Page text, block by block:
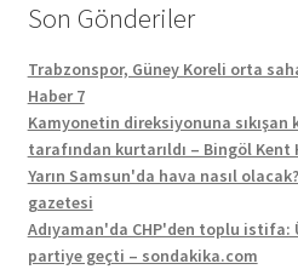
Son Gönderiler
Trabzonspor, Güney Koreli orta
Haber 7
Kamyonetin direksiyonuna
tarafından kurtarıldı – Bingöl Kent
Yarın Samsun'da hava nasıl
gazetesi
Adıyaman'da CHP'den toplu istifa:
partiye geçti – sondakika.com